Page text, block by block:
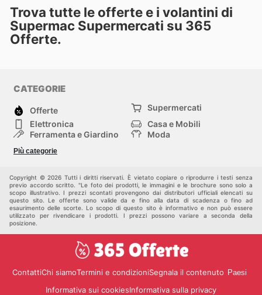
Trova tutte le offerte e i volantini di
Supermac Supermercati su 365
Offerte.
CATEGORIE
Offerte
Supermercati
Elettronica
Casa e Mobili
Ferramenta e Giardino
Moda
Bambini e Neonati
Più categorie
Copyright © 2026 Tutti i diritti riservati. È vietato copiare o riprodurre i testi senza
previo accordo scritto. "Le foto dei prodotti, le immagini e le brochure sono solo a
scopo illustrativo. I prezzi scontati provengono dai distributori ufficiali elencati su
questo sito. Le offerte sono valide da e fino alla data di scadenza o fino ad
esaurimento delle scorte. Lo scopo di questo sito è informativo e non può essere
utilizzato per rivendicare i prodotti. I prezzi possono variare a seconda della
posizione.
ContattiChi siamoTermini e condizioniSegnala il contenuto Paesi
Informativa sui cookiesInformativa sulla privacy